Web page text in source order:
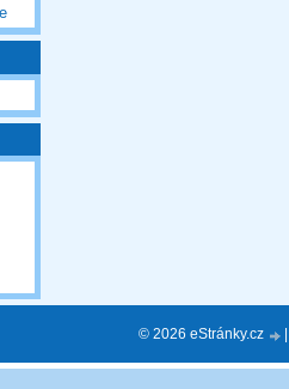
© 2026 eStránky.cz